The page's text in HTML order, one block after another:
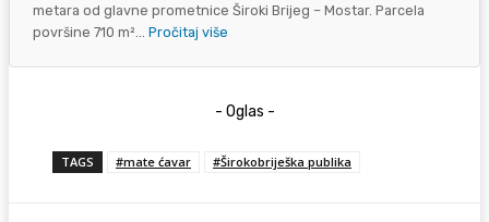
metara od glavne prometnice Široki Brijeg – Mostar. Parcela
površine 710 m²... Pročitaj više
- Oglas -
TAGS #mate ćavar #Širokobriješka publika